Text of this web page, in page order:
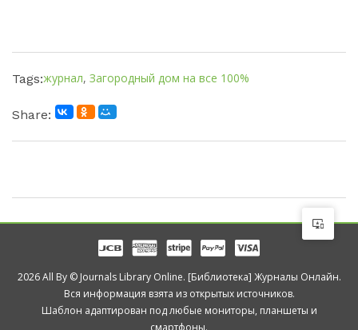
Tags:журнал, Загородный дом на все 100%
Share:
2026 All By © Journals Library Online. [Библиотека] Журналы Онлайн.
Вся информация взята из открытых источников.
Шаблон адаптирован под любые мониторы, планшеты и